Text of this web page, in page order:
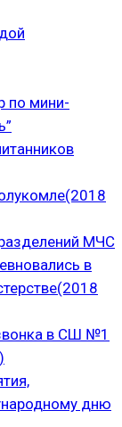
по мини-
МЧС
в
в СШ №1
дню